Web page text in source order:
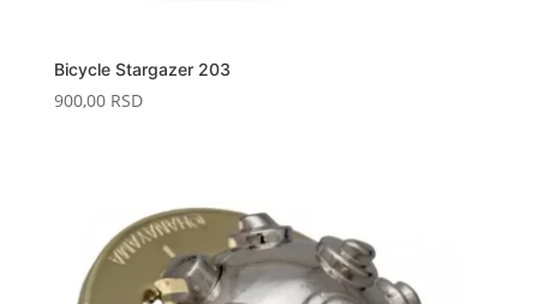
Bicycle Stargazer 203
900,00 RSD